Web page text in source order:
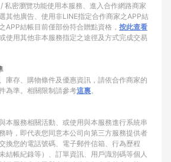
私密瀏覽功能使用本服務、進入合作網路商家
其他廣告、使用非LINE指定合作商家之APP結
APP結帳目前僅部份符合贈點資格， 按此查看
使用其他非本服務指定之途徑及方式完成交易
庫存、購物條件及優惠資訊，請依合作商家的
為準。相關限制請參考這裏。
本服務相關活動、或使用與本服務進行系統串
時，即代表您同意本公司向第三方服務提供者
換您的電話號碼、電子郵件信箱、行為歷程
結帳紀錄等）、訂單資訊、用戶識別碼等個人